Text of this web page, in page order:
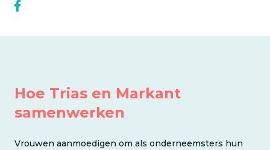
Hoe Trias en Markant
samenwerken
Vrouwen aanmoedigen om als onderneemsters hun